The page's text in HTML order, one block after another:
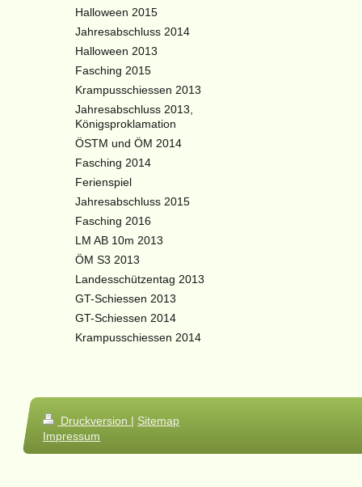
Halloween 2015
Jahresabschluss 2014
Halloween 2013
Fasching 2015
Krampusschiessen 2013
Jahresabschluss 2013,
Königsproklamation
ÖSTM und ÖM 2014
Fasching 2014
Ferienspiel
Jahresabschluss 2015
Fasching 2016
LM AB 10m 2013
ÖM S3 2013
Landesschützentag 2013
GT-Schiessen 2013
GT-Schiessen 2014
Krampusschiessen 2014
Druckversion | Sitemap
Impressum